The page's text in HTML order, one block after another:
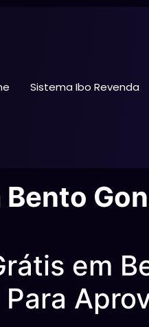
Sistema Ibo Revenda
em